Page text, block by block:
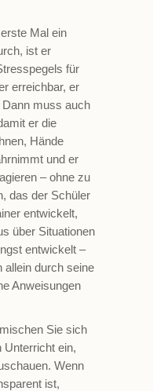
Mal ein
ist er
für
erreichbar, er
Dann muss auch
er die
Hände
und er
– ohne zu
das der Schüler
entwickelt,
über Situationen
entwickelt –
allein durch seine
Anweisungen
Sie sich
Unterricht ein,
Wenn
ist,